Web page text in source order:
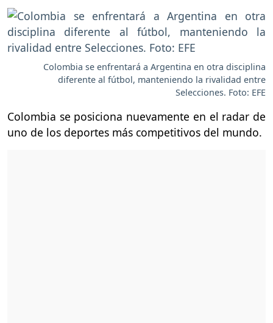
Colombia se enfrentará a Argentina en otra disciplina
diferente al fútbol, manteniendo la rivalidad entre
Selecciones. Foto: EFE
Colombia se posiciona nuevamente en el radar de
uno de los deportes más competitivos del mundo.